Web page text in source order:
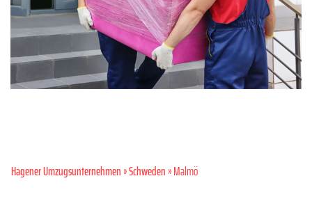
Hagener Umzugsunternehmen»Schweden» Malmö